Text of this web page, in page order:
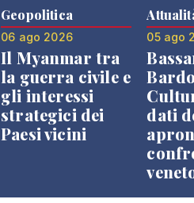
Geopolitica
06 ago 2026
Il Myanmar tra
la guerra civile e
gli interessi
strategici dei
Paesi vicini
05 ago
dati